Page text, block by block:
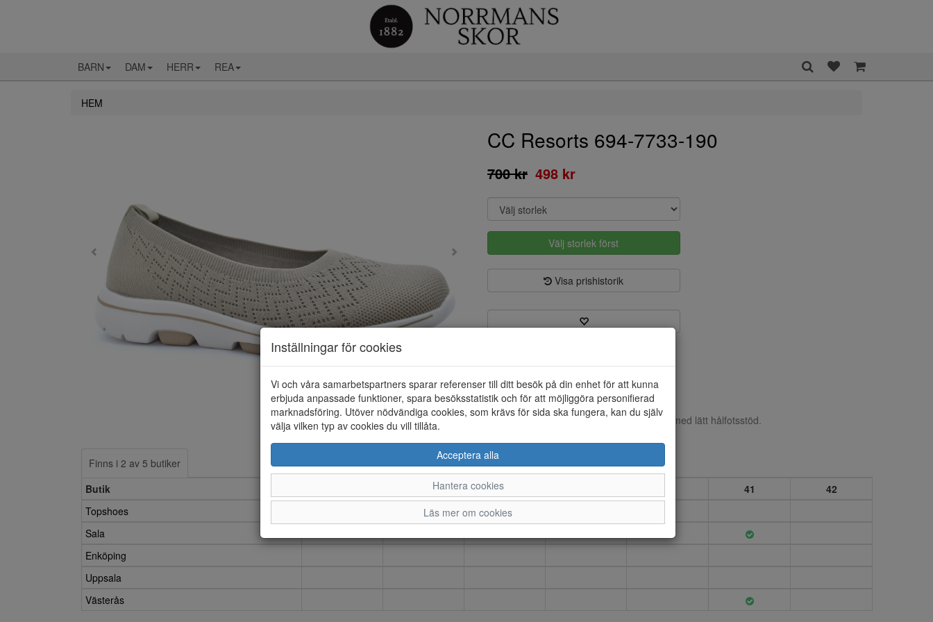
BARN DAM HERR REA
HEM
CC Resorts 694-7733-190
700 kr 498 kr
Välj storlek först
Visa prishistorik
Artikelnummer: 24183055
Material: Textil
Färg: Beige
Ballerina i textil. Löstagbar mjuk innersula med lätt hålfotsstöd.
Finns i 2 av 5 butiker
Butik
38 41
42
Topshoes
Sala
Enköping
Uppsala
Västerås
Inställningar för cookies
Vi och våra samarbetspartners sparar referenser till ditt besök på din enhet för att kunna
erbjuda anpassade funktioner, spara besöksstatistik och för att möjliggöra personifierad
marknadsföring. Utöver nödvändiga cookies, som krävs för sida ska fungera, kan du själv
välja vilken typ av cookies du vill tillåta.
Acceptera alla
Hantera cookies
Läs mer om cookies